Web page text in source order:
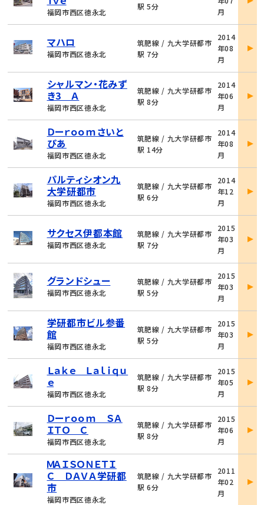
福岡市西区徳永北
駅 5分
月
詳
マハロ
福岡市西区徳永北
筑肥線 / 九大学研都市
駅 7分
2014
年08
月
詳
シャルマン・花みず
き3 Ａ
福岡市西区徳永北
筑肥線 / 九大学研都市
駅 8分
2014
年06
月
詳
Ｄーｒｏｏｍさいと
ぴあ
福岡市西区徳永北
筑肥線 / 九大学研都市
駅 14分
2014
年08
月
詳
パルティシオン九
大学研都市
福岡市西区徳永北
筑肥線 / 九大学研都市
駅 6分
2014
年12
月
詳
サクセス伊都本館
福岡市西区徳永北
筑肥線 / 九大学研都市
駅 7分
2015
年03
月
詳
グランドシュー
福岡市西区徳永北
筑肥線 / 九大学研都市
駅 5分
2015
年03
月
詳
学研都市ビル参番
館
福岡市西区徳永北
筑肥線 / 九大学研都市
駅 5分
2015
年03
月
詳
Ｌａｋｅ Ｌａｌｉｑｕ
ｅ
福岡市西区徳永北
筑肥線 / 九大学研都市
駅 8分
2015
年05
月
詳
Ｄーｒｏｏｍ ＳＡ
ＩＴＯ Ｃ
福岡市西区徳永北
筑肥線 / 九大学研都市
駅 8分
2015
年06
月
詳
ＭＡＩＳＯＮＥＴＩ
Ｃ ＤＡＶＡ学研都
市
福岡市西区徳永北
筑肥線 / 九大学研都市
駅 6分
2011
年02
月
詳